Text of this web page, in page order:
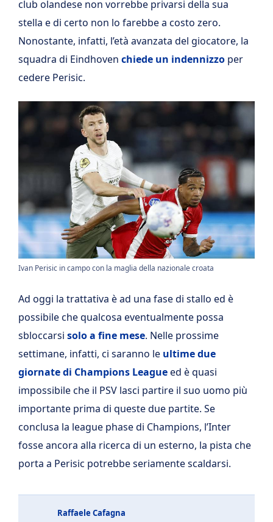
club olandese non vorrebbe privarsi della sua
stella e di certo non lo farebbe a costo zero.
Nonostante, infatti, l’età avanzata del giocatore, la
squadra di Eindhoven chiede un indennizzo per
cedere Perisic.
Ivan Perisic in campo con la maglia della nazionale croata
Ad oggi la trattativa è ad una fase di stallo ed è
possibile che qualcosa eventualmente possa
sbloccarsi solo a fine mese. Nelle prossime
settimane, infatti, ci saranno le ultime due
giornate di Champions Leagueed è quasi
impossibile che il PSV lasci partire il suo uomo più
importante prima di queste due partite. Se
conclusa la league phase di Champions, l’Inter
fosse ancora alla ricerca di un esterno, la pista che
porta a Perisic potrebbe seriamente scaldarsi.
Raffaele Cafagna